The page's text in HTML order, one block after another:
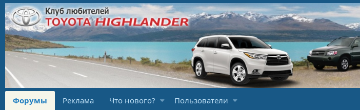
Форумы Реклама Что нового? Пользователи